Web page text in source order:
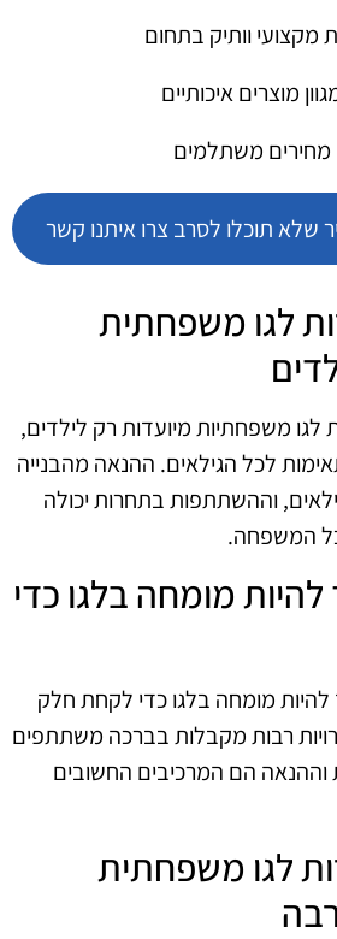
מקצועי וותיק בתחום
מוצרים איכותיים
מחירים משתלמים
תוכלו לסרב צרו איתנו קשר
תחרות לגו משפחתית
לגו משפחתיות מיועדות רק לילדים,
לכל הגילאים. ההנאה מהבנייה
וההשתתפות בתחרות יכולה
המשפחה.
צריך להיות מומחה בלגו כדי
להיות מומחה בלגו כדי לקחת חלק
רבות מקבלות בברכה משתתפים
וההנאה הם המרכיבים החשובים
תחרות לגו משפחתית